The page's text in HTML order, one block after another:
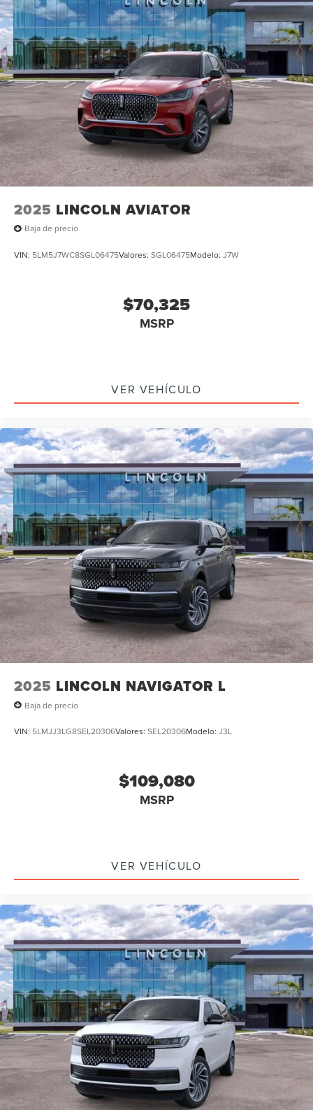
08/31/2026
2025 LINCOLN AVIATOR
Baja de precio
VIN: 5LM5J7WC8SGL06475Valores: SGL06475Modelo: J7W
$70,325
MSRP
VER VEHÍCULO
2025 LINCOLN NAVIGATOR L
Baja de precio
VIN: 5LMJJ3LG8SEL20306Valores: SEL20306Modelo: J3L
$109,080
MSRP
VER VEHÍCULO